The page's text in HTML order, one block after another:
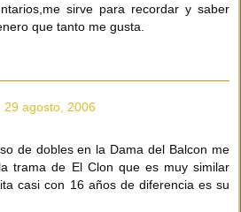
sirve para recordar y saber
que tanto me gusta.
29 agosto, 2006
de dobles en la Dama del Balcon me
trama de El Clon que es muy similar
casi con 16 años de diferencia es su